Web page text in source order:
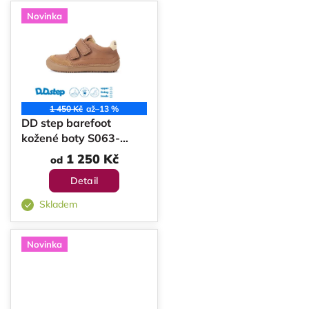
Novinka
1 450 Kč až–13 %
DD step barefoot
kožené boty S063-
od1 250 Kč
Detail
Skladem
Novinka